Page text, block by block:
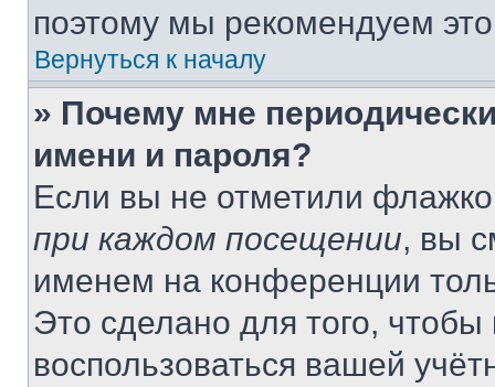
поэтому мы рекомендуем
Вернуться к началу
» Почему мне
имени и пароля?
Если вы не отметили
при каждом посещении, вы
именем на конференции
Это сделано для того, чтобы
воспользоваться вашей